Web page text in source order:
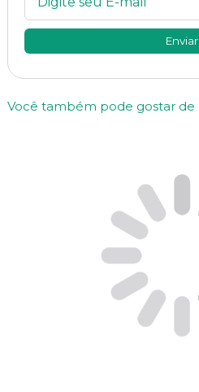
Enviar
Você também pode gostar de